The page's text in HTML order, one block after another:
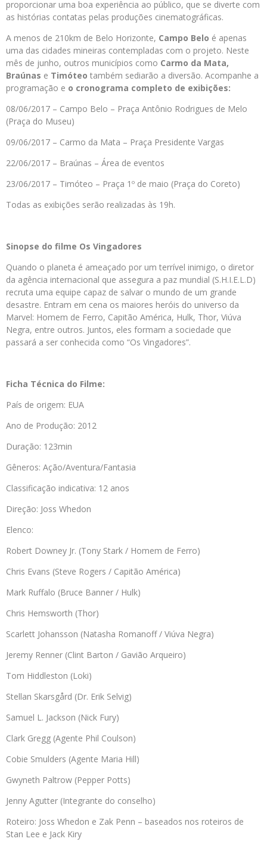
proporcionar uma boa experiência ao público, que se diverte com
as histórias contatas pelas produções cinematográficas.
A menos de 210km de Belo Horizonte, Campo Belo é apenas
uma das cidades mineiras contempladas com o projeto. Neste
mês de junho, outros municípios como Carmo da Mata,
Braúnas e Timóteo também sediarão a diversão. Acompanhe a
programação e o cronograma completo de exibições:
08/06/2017 – Campo Belo – Praça Antônio Rodrigues de Melo
(Praça do Museu)
09/06/2017 – Carmo da Mata – Praça Presidente Vargas
22/06/2017 – Braúnas – Área de eventos
23/06/2017 – Timóteo – Praça 1º de maio (Praça do Coreto)
Todas as exibições serão realizadas às 19h.
Sinopse do filme Os Vingadores
Quando o planeta é ameaçado por um terrível inimigo, o diretor
da agência internacional que assegura a paz mundial (S.H.I.E.L.D)
recruta uma equipe capaz de salvar o mundo de um grande
desastre. Entram em cena os maiores heróis do universo da
Marvel: Homem de Ferro, Capitão América, Hulk, Thor, Viúva
Negra, entre outros. Juntos, eles formam a sociedade que
passará a ser conhecida como “Os Vingadores”.
Ficha Técnica do Filme:
País de origem: EUA
Ano de Produção: 2012
Duração: 123min
Gêneros: Ação/Aventura/Fantasia
Classificação indicativa: 12 anos
Direção: Joss Whedon
Elenco:
Robert Downey Jr. (Tony Stark / Homem de Ferro)
Chris Evans (Steve Rogers / Capitão América)
Mark Ruffalo (Bruce Banner / Hulk)
Chris Hemsworth (Thor)
Scarlett Johansson (Natasha Romanoff / Viúva Negra)
Jeremy Renner (Clint Barton / Gavião Arqueiro)
Tom Hiddleston (Loki)
Stellan Skarsgård (Dr. Erik Selvig)
Samuel L. Jackson (Nick Fury)
Clark Gregg (Agente Phil Coulson)
Cobie Smulders (Agente Maria Hill)
Gwyneth Paltrow (Pepper Potts)
Jenny Agutter (Integrante do conselho)
Roteiro: Joss Whedon e Zak Penn – baseados nos roteiros de
Stan Lee e Jack Kiry